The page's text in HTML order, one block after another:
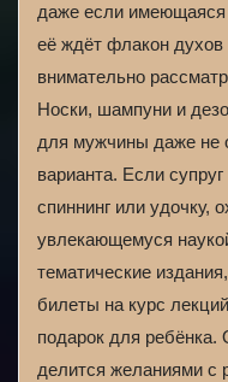
даже если имеющаяся
её ждёт флакон духов
внимательно
Носки, шампуни и
для мужчины даже не
варианта. Если
спиннинг или удочку,
увлекающемуся
тематические
билеты на курс
подарок для ребёнка.
делится желаниями с